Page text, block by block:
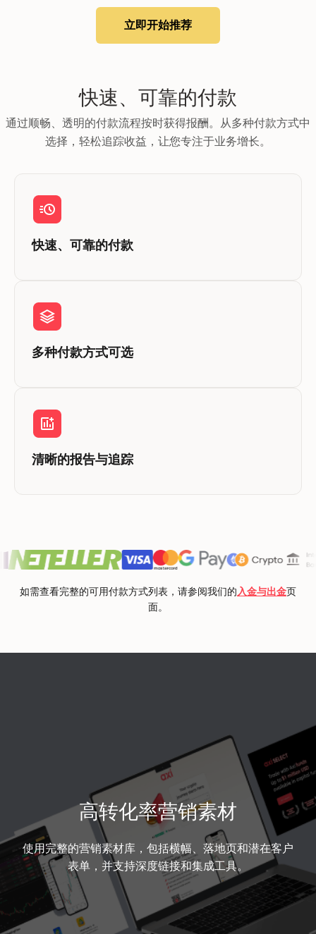
立即开始推荐
快速、可靠的付款
通过顺畅、透明的付款流程按时获得报酬。从多种付款方式中
选择，轻松追踪收益，让您专注于业务增长。
快速、可靠的付款
多种付款方式可选
清晰的报告与追踪
如需查看完整的可用付款方式列表，请参阅我们的 入金与出金页
面。
高转化率营销素材
使用完整的营销素材库，包括横幅、落地页和潜在客户
表单，并支持深度链接和集成工具。